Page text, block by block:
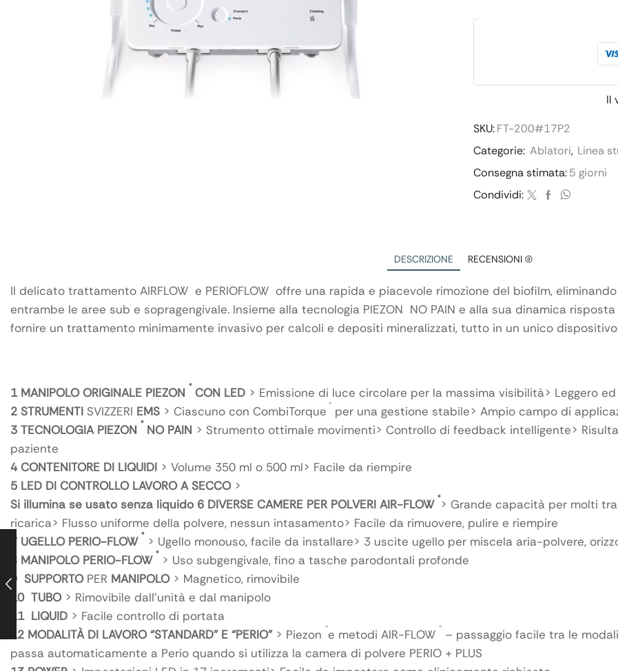
Il
SKU:FT-200#17P2
Categorie: Ablatori, Linea
Consegna stimata:5 giorni
Condividi:
DESCRIZIONE RECENSIONI (0)
Il delicato trattamento AIRFLOW e PERIOFLOW offre una rapida e piacevole rimozione del biofilm,
entrambe le aree sub e sopragengivale. Insieme alla tecnologia PIEZON NO PAIN e alla sua dinamica
fornire un trattamento minimamente invasivo per calcoli e depositi mineralizzati, tutto in un unico
1MANIPOLO ORIGINALE PIEZON ® CON LED > Emissione di luce circolare per la massima visibilità> Leggero
2 STRUMENTI SVIZZERI EMS > Ciascuno con CombiTorque ® per una gestione stabile> Ampio campo di
3 TECNOLOGIA PIEZON ® NO PAIN > Strumento ottimale movimenti> Controllo di feedback intelligente>
paziente
4CONTENITORE DI LIQUIDI > Volume 350 ml o 500 ml> Facile da riempire
5 LED DI CONTROLLO LAVORO A SECCO>
Si illumina se usato senza liquido 6 DIVERSE CAMERE PER POLVERI AIR-FLOW ®> Grande capacità per molti
ricarica> Flusso uniforme della polvere, nessun intasamento> Facile da rimuovere, pulire e riempire
7 UGELLO PERIO-FLOW ® > Ugello monouso, facile da installare> 3 uscite ugello per miscela aria-polvere,
8 MANIPOLO PERIO-FLOW ® > Uso subgengivale, fino a tasche parodontali profonde
9 SUPPORTOPER MANIPOLO> Magnetico, rimovibile
10TUBO> Rimovibile dall’unità e dal manipolo
11LIQUID > Facile controllo di portata
12 MODALITÀ DI LAVORO “STANDARD” E “PERIO”> Piezon ®e metodi AIR-FLOW ® – passaggio facile tra le
passa automaticamente a Perio quando si utilizza la camera di polvere PERIO + PLUS